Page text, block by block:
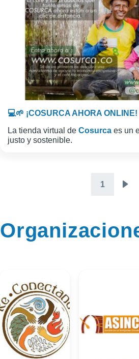
💻🌱 ¡COSURCA AHORA ONLINE!
La tienda virtual de Cosurca es un
justo y sostenible.
1